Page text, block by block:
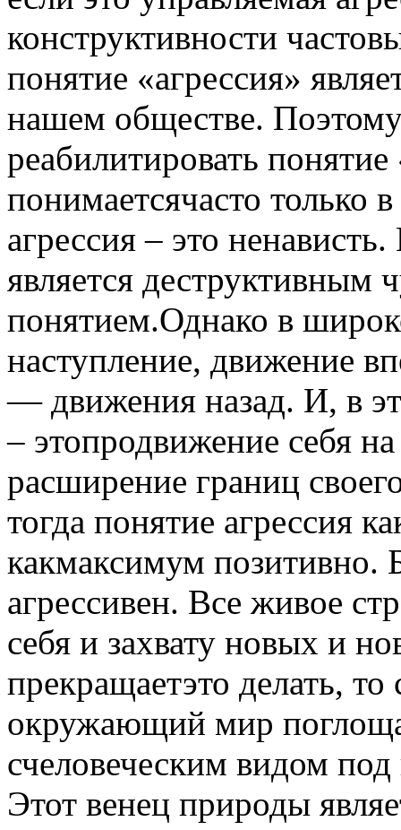
конструктивности
понятие «агрессия»
нашем обществе.
реабилитировать
понимаетсячасто только
агрессия – это
является деструктивным
понятием.Однако в
наступление, движение
— движения назад. И, в
– этопродвижение себя
расширение границ
тогда понятие агрессия
какмаксимум позитивно.
агрессивен. Все живое
себя и захвату новых и
прекращаетэто делать,
окружающий мир
счеловеческим видом
Этот венец природы